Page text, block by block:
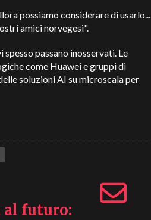
possiamo considerare di usarlo...
amici norvegesi".
passano inosservati. Le
come Huawei e gruppi di
soluzioni AI su microscala per
al futuro